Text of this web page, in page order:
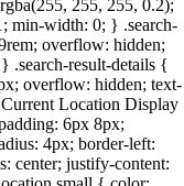
255, 255, 0.2);
min-width: 0; } .search-
overflow: hidden;
.search-result-details {
overflow: hidden; text-
Location Display
6px 8px;
4px; border-left:
center; justify-content: